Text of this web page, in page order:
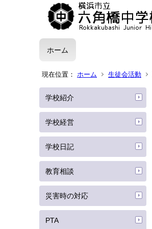
ホーム
現在位置： ホーム 生徒会活動
学校紹介
学校経営
学校日記
教育相談
災害時の対応
PTA